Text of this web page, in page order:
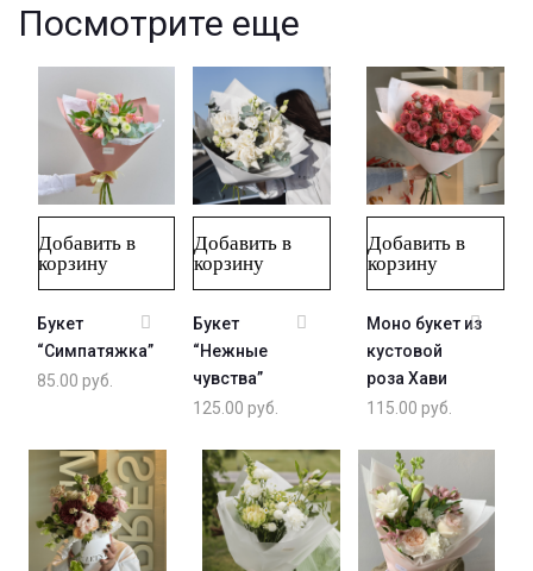
Посмотрите еще
Добавить в
корзину
Букет
“Симпатяжка”
85.00руб.
Добавить в
корзину
Букет
“Нежные
чувства”
125.00руб.
Добавить в
корзину
Моно букет из
кустовой
роза Хави
115.00руб.